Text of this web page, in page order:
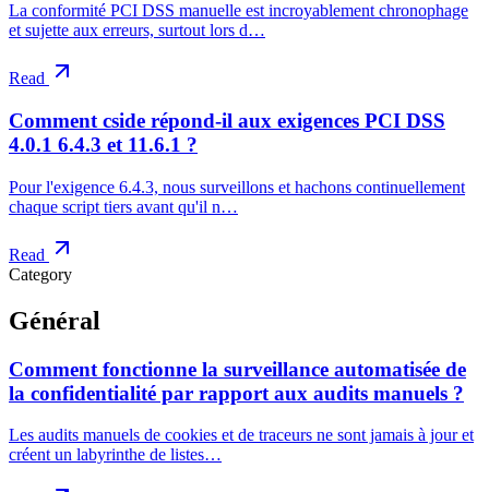
La conformité PCI DSS manuelle est incroyablement chronophage
et sujette aux erreurs, surtout lors d…
Read
Comment cside répond-il aux exigences PCI DSS
4.0.1 6.4.3 et 11.6.1 ?
Pour l'exigence 6.4.3, nous surveillons et hachons continuellement
chaque script tiers avant qu'il n…
Read
Category
Général
Comment fonctionne la surveillance automatisée de
la confidentialité par rapport aux audits manuels ?
Les audits manuels de cookies et de traceurs ne sont jamais à jour et
créent un labyrinthe de listes…